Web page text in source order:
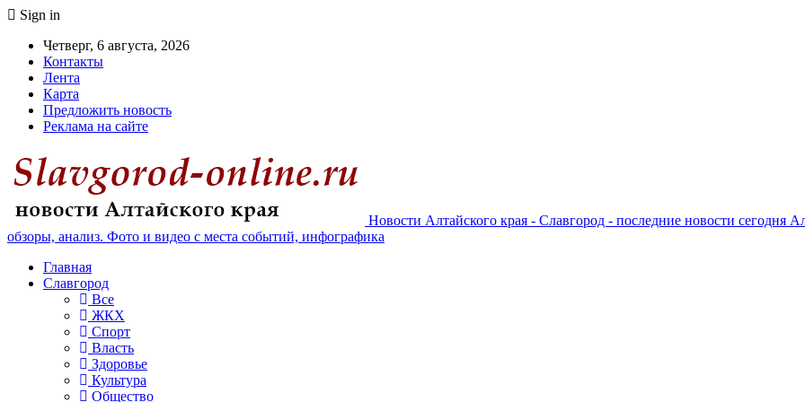
Sign in
Четверг, 6 августа, 2026
Контакты
Лента
Карта
Предложить новость
Реклама на сайте
Новости Алтайского края - Славгород - последние новости сегодня
обзоры, анализ. Фото и видео с места событий, инфографика
Главная
Славгород
Все
ЖКХ
Спорт
Власть
Здоровье
Культура
Общество